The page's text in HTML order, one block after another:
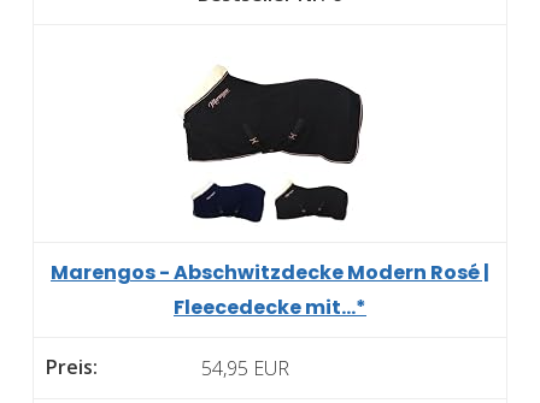
Marengos - Abschwitzdecke Modern Rosé |
Fleecedecke mit...*
54,95 EUR